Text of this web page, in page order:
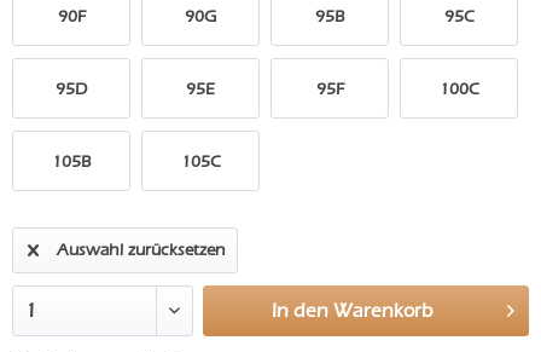
90F 90G 95B 95C
95D 95E 95F 100C
105B 105C
Auswahl zurücksetzen
In den Warenkorb